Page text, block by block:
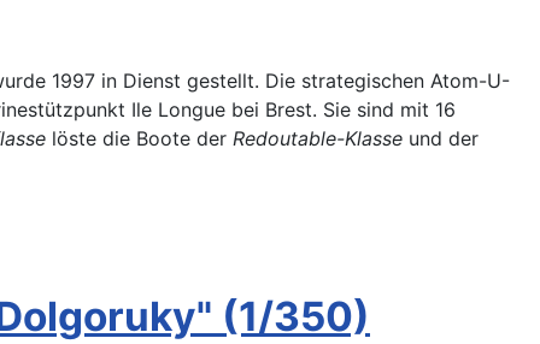
1997 in Dienst gestellt. Die strategischen Atom-U-
Ile Longue bei Brest. Sie sind mit 16
löste die Boote der Redoutable-Klasse und der
(1/350)